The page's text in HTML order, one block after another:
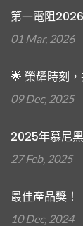
第一電阻
01 Mar, 2026
🌟 榮耀時刻，
09 Dec, 2025
2025年慕尼
27 Feb, 2025
最佳產品獎！
10 Dec, 2024